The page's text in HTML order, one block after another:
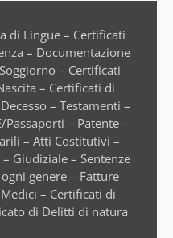
di Lingue – Certificati
– Documentazione
– Certificati
– Certificati di
– Testamenti –
– Patente –
– Atti Costitutivi –
Giudiziale – Sentenze
genere – Fatture
– Certificati di
di Delitti di natura